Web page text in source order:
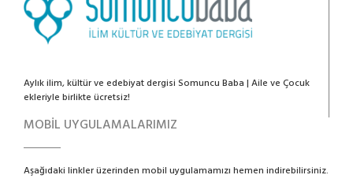
Aylık ilim, kültür ve edebiyat dergisi Somuncu Baba | Aile ve Çocuk
ekleriyle birlikte ücretsiz!
MOBİL UYGULAMALARIMIZ
Aşağıdaki linkler üzerinden mobil uygulamamızı hemen indirebilirsiniz.